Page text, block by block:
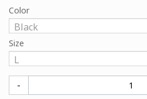
Color
Size
-